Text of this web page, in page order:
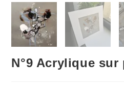
N°9 Acrylique sur